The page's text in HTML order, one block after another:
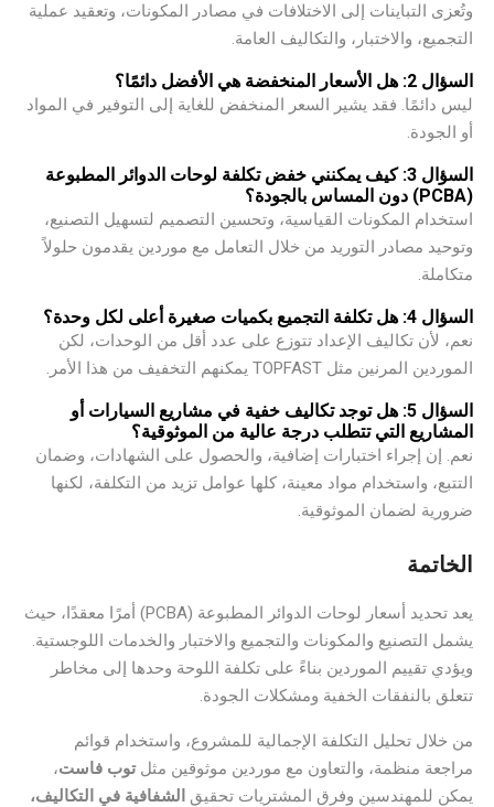
وتُعزى التباينات إلى الاختلافات في مصادر المكونات، وتعقيد عملية
التجميع، والاختبار، والتكاليف العامة.
السؤال 2: هل الأسعار المنخفضة هي الأفضل دائمًا؟
ليس دائمًا. فقد يشير السعر المنخفض للغاية إلى التوفير في المواد
أو الجودة.
السؤال 3: كيف يمكنني خفض تكلفة لوحات الدوائر المطبوعة
(PCBA) دون المساس بالجودة؟
استخدام المكونات القياسية، وتحسين التصميم لتسهيل التصنيع،
وتوحيد مصادر التوريد من خلال التعامل مع موردين يقدمون حلولاً
متكاملة.
السؤال 4: هل تكلفة التجميع بكميات صغيرة أعلى لكل وحدة؟
نعم، لأن تكاليف الإعداد تتوزع على عدد أقل من الوحدات، لكن
الموردين المرنين مثل TOPFAST يمكنهم التخفيف من هذا الأمر.
السؤال 5: هل توجد تكاليف خفية في مشاريع السيارات أو
المشاريع التي تتطلب درجة عالية من الموثوقية؟
نعم. إن إجراء اختبارات إضافية، والحصول على الشهادات، وضمان
التتبع، واستخدام مواد معينة، كلها عوامل تزيد من التكلفة، لكنها
ضرورية لضمان الموثوقية.
الخاتمة
يعد تحديد أسعار لوحات الدوائر المطبوعة (PCBA) أمرًا معقدًا، حيث
يشمل التصنيع والمكونات والتجميع والاختبار والخدمات اللوجستية.
ويؤدي تقييم الموردين بناءً على تكلفة اللوحة وحدها إلى مخاطر
تتعلق بالنفقات الخفية ومشكلات الجودة.
من خلال تحليل التكلفة الإجمالية للمشروع، واستخدام قوائم
مراجعة منظمة، والتعاون مع موردين موثوقين مثلتوب فاست،
يمكن للمهندسين وفرق المشتريات تحقيق الشفافية في التكاليف،